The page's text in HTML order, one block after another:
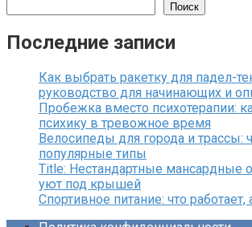
Поиск
Последние записи
Как выбрать ракетку для падел-
руководство для начинающих и
Пробежка вместо психотерапии:
психику в тревожное время
Велосипеды для города и трассы:
популярные типы
Title: Нестандартные мансардные
уют под крышей
Спортивное питание: что работает,